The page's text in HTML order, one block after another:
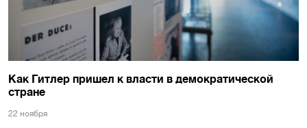
Как Гитлер пришел к власти в демократической
стране
22 ноября